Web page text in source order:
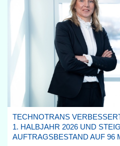
TECHNOTRANS
1. HALBJAHR 2026 UND
AUFTRAGSBESTAND AUF 96